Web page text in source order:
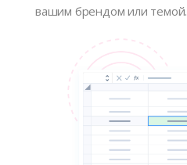
вашим брендом или темой.